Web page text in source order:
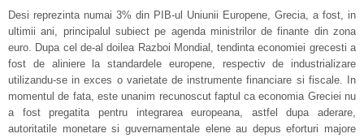
Desi reprezinta numai 3% din PIB-ul Uniunii Europene, Grecia, a fost, in
ultimii ani, principalul subiect pe agenda ministrilor de finante din zona
euro. Dupa cel de-al doilea Razboi Mondial, tendinta economiei grecesti a
fost de aliniere la standardele europene, respectiv de industrializare
utilizandu-se in exces o varietate de instrumente financiare si fiscale. In
momentul de fata, este unanim recunoscut faptul ca economia Greciei nu
a fost pregatita pentru integrarea europeana, astfel dupa aderare,
autoritatile monetare si guvernamentale elene au depus eforturi majore